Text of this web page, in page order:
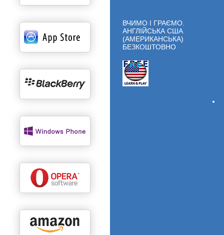
ВЧИМО І ГРАЄМО.
АНГЛІЙСЬКА CША
(АМЕРИКАНСЬКА)
БЕЗКОШТОВНО